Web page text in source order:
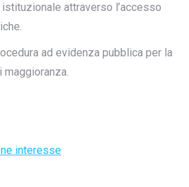
attraverso l’accesso
ad evidenza pubblica per la
interesse